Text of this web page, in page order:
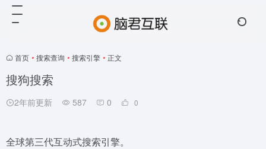
首页 • 搜索查询 • 搜索引擎 • 正文
搜狗搜索
2年前更新 587 0 0
全球第三代互动式搜索引擎。